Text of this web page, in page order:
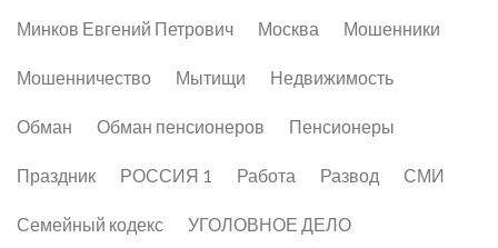
Минков Евгений Петрович Москва Мошенники
Мошенничество Мытищи Недвижимость
Обман Обман пенсионеров Пенсионеры
Праздник РОССИЯ 1 Работа Развод СМИ
Семейный кодекс УГОЛОВНОЕ ДЕЛО